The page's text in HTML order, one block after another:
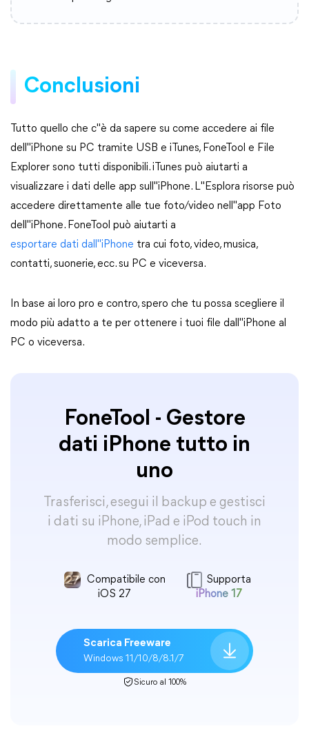
Conclusioni
Tutto quello che c"è da sapere su come accedere ai file
dell"iPhone su PC tramite USB e iTunes, FoneTool e File
Explorer sono tutti disponibili. iTunes può aiutarti a
visualizzare i dati delle app sull"iPhone. L"Esplora risorse può
accedere direttamente alle tue foto/video nell"app Foto
dell"iPhone. FoneTool può aiutarti a
esportare dati dall"iPhone tra cui foto, video, musica,
contatti, suonerie, ecc. su PC e viceversa.
In base ai loro pro e contro, spero che tu possa scegliere il
modo più adatto a te per ottenere i tuoi file dall"iPhone al
PC o viceversa.
FoneTool - Gestore
dati iPhone tutto in
uno
Trasferisci, esegui il backup e gestisci
i dati su iPhone, iPad e iPod touch in
modo semplice.
Compatibile con
iOS 27
Supporta
iPhone 17
Scarica Freeware
Windows 11/10/8/8.1/7
Sicuro al 100%